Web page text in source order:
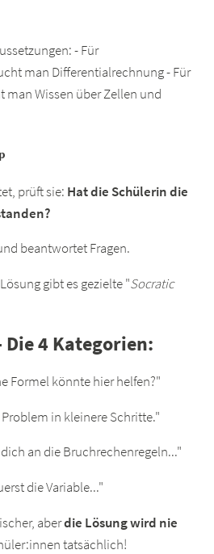
- Für
man Differentialrechnung - Für
man Wissen über Zellen und
prüft sie: Hat die Schülerin die
beantwortet Fragen.
gibt es gezielte "Socratic
4 Kategorien:
Formel könnte hier helfen?"
in kleinere Schritte."
an die Bruchrechenregeln..."
die Variable..."
aberdie Lösung wird nie
tatsächlich!